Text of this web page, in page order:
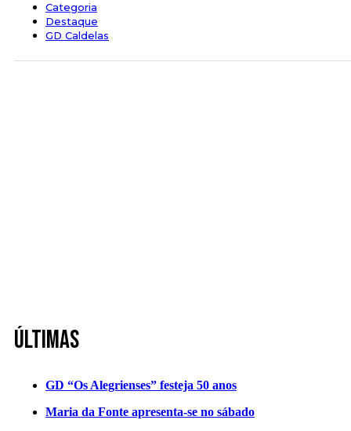
Categoria
Destaque
GD Caldelas
Últimas
GD “Os Alegrienses” festeja 50 anos
Maria da Fonte apresenta-se no sábado